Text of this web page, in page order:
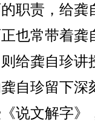
职责，给龚
也常带着龚
给龚自珍讲
自珍留下深
说文解字》